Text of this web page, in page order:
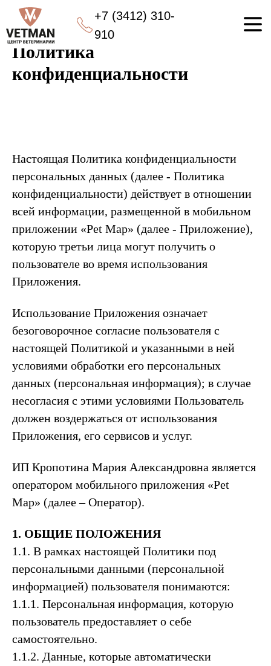
+7 (3412) 310-
910
Главная Политика конфиденциальности
Политика
конфиденциальности
Настоящая Политика конфиденциальности
персональных данных (далее - Политика
конфиденциальности) действует в отношении
всей информации, размещенной в мобильном
приложении «Pet Map» (далее - Приложение),
которую третьи лица могут получить о
пользователе во время использования
Приложения.
Использование Приложения означает
безоговорочное согласие пользователя с
настоящей Политикой и указанными в ней
условиями обработки его персональных
данных (персональная информация); в случае
несогласия с этими условиями Пользователь
должен воздержаться от использования
Приложения, его сервисов и услуг.
ИП Кропотина Мария Александровна является
оператором мобильного приложения «Pet
Map» (далее – Оператор).
1. ОБЩИЕ ПОЛОЖЕНИЯ
1.1. В рамках настоящей Политики под
персональными данными (персональной
информацией) пользователя понимаются:
1.1.1. Персональная информация, которую
пользователь предоставляет о себе
самостоятельно.
1.1.2. Данные, которые автоматически